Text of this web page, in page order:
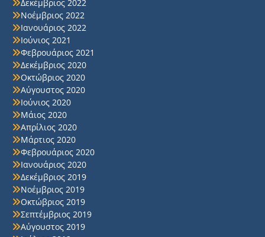
Δεκέμβριος 2022
Νοέμβριος 2022
Ιανουάριος 2022
Ιούνιος 2021
Φεβρουάριος 2021
Δεκέμβριος 2020
Οκτώβριος 2020
Αύγουστος 2020
Ιούνιος 2020
Μάιος 2020
Απρίλιος 2020
Μάρτιος 2020
Φεβρουάριος 2020
Ιανουάριος 2020
Δεκέμβριος 2019
Νοέμβριος 2019
Οκτώβριος 2019
Σεπτέμβριος 2019
Αύγουστος 2019